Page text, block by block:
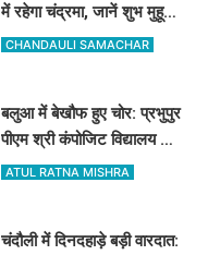
में रहेगा चंद्रमा, जानें शुभ मुहूर्त,
राहुकाल और योग
CHANDAULI SAMACHAR
बलुआ में बेखौफ हुए चोर: प्रभुपुर
पीएम श्री कंपोजिट विद्यालय के
किचन का ताला तोड़ हजारों का
ATUL RATNA MISHRA
चंदौली में दिनदहाड़े बड़ी वारदात: